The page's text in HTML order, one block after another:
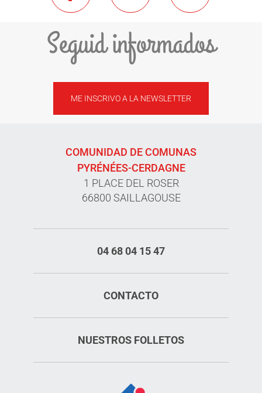
Seguid informados
ME INSCRIVO A LA NEWSLETTER
COMUNIDAD DE COMUNAS
PYRÉNÉES-CERDAGNE
1 PLACE DEL ROSER
66800 SAILLAGOUSE
04 68 04 15 47
CONTACTO
NUESTROS FOLLETOS